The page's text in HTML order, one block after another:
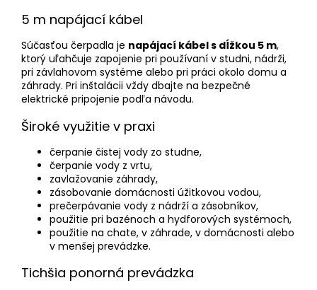
5 m napájací kábel
Súčasťou čerpadla je napájací kábel s dĺžkou 5 m,
ktorý uľahčuje zapojenie pri používaní v studni, nádrži,
pri závlahovom systéme alebo pri práci okolo domu a
záhrady. Pri inštalácii vždy dbajte na bezpečné
elektrické pripojenie podľa návodu.
Široké využitie v praxi
čerpanie čistej vody zo studne,
čerpanie vody z vrtu,
zavlažovanie záhrady,
zásobovanie domácnosti úžitkovou vodou,
prečerpávanie vody z nádrží a zásobníkov,
použitie pri bazénoch a hydforových systémoch,
použitie na chate, v záhrade, v domácnosti alebo
v menšej prevádzke.
Tichšia ponorná prevádzka